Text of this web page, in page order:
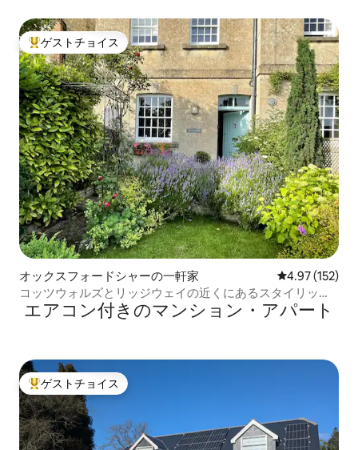
大好評のゲストチョイスです。
ゲストチョイス
オックスフォードシャーの一軒家 レビュー152
4.97 (152)
コッツウォルズとリッジウェイの近くにあるスタイリッシ
ュなRegencyコテージ
エアコン付きのマンション・アパート
大好評のゲストチョイスです。
ゲストチョイス